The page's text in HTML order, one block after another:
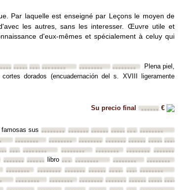
Par laquelle est enseigné par Leçons le moyen de
les autres, sans les interesser. Œuvre utile et
d'eux-mêmes et spécialement à celuy qui
•••••••••••••••••••••••• •••••••• ••••••••
Plena piel,
dorados (encuadernación del s. XVIII ligeramente
Su precio final •••••• €
sus •••••••• ••••••••••••••••••••••••••••••••••••••••
•••••••• •••••••• •••••••• ••••••••••••••••••••••••••••••••
•••••••••••••••• •••••••• •••••••• •••••••• ••••••••
••••••••••••••••libro•••••••••••••••• ••••••••
••••••••
•••••••• •••••••• ••••••••••••••••••••••••••••••••••••••••
•••••••• •••••••• •••••••• ••••••••••••••••••••••••••••••••